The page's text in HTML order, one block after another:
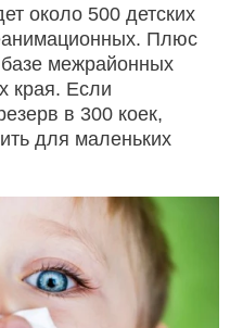
около 500 детских
Плюс
межрайонных
края. Если
в 300 коек,
для маленьких